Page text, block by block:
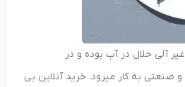
آلی حلال در آب بوده و در
صنعتی به کار میرود. خرید آنلاین بی